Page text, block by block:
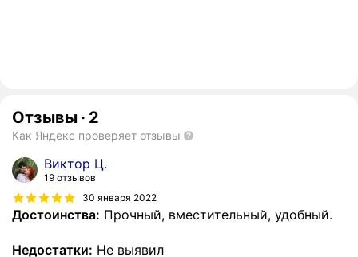
Отзывы · 2
Как Яндекс проверяет отзывы
Виктор Ц.
19 отзывов
30 января 2022
Достоинства: Прочный, вместительный, удобный.
Недостатки: Не выявил